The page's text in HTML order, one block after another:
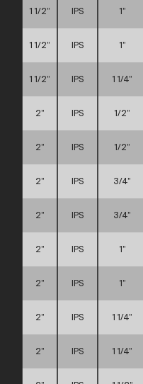
1 1/2” IPS 1”
1 1/2” IPS 1”
1 1/2” IPS 1 1/4”
2” IPS 1/2”
2” IPS 1/2”
2” IPS 3/4”
2” IPS 3/4”
2” IPS 1”
2” IPS 1”
2” IPS 1 1/4”
2” IPS 1 1/4”